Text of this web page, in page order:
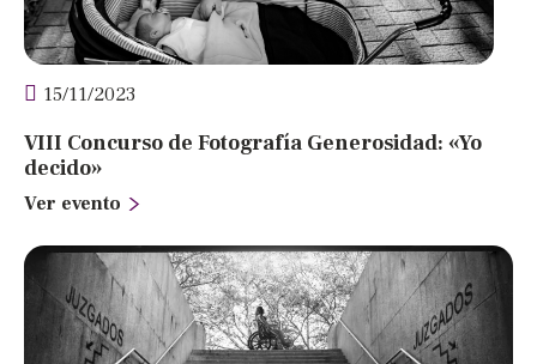
15/11/2023
VIII Concurso de Fotografía Generosidad: «Yo
decido»
Ver evento